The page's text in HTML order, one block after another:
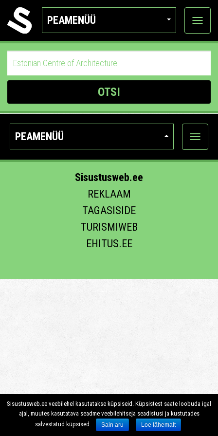
PEAMENÜÜ
Ava
OTSI
PEAMENÜÜ
Ava
Sisustusweb.ee
REKLAAM
TAGASISIDE
TURISMIWEB
EHITUS.EE
Sisustusweb.ee veebilehel kasutatakse küpsiseid. Küpsistest saate loobuda igal
ajal, muutes kasutatava seadme veebilehitseja seadistusi ja kustutades
salvestatud küpsised.
Sain aru Loe lähemalt